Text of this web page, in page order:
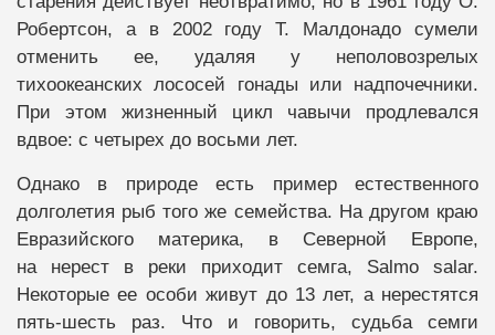
Робертсон, а в 2002 году Т. Малдонадо сумели
отменить ее, удаляя у неполовозрелых
тихоокеанских лососей гонады или надпочечники.
При этом жизненный цикл чавычи продлевался
вдвое: с четырех до восьми лет.
Однако в природе есть пример естественного
долголетия рыб того же семейства. На другом краю
Евразийского материка, в Северной Европе,
на нерест в реки приходит семга, Salmo salar.
Некоторые ее особи живут до 13 лет, а нерестятся
пять-шесть раз. Что и говорить, судьба семги